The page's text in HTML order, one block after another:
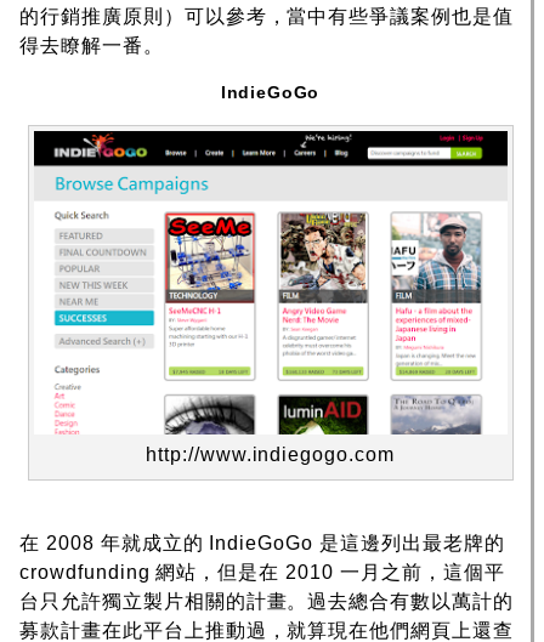
的行銷推廣原則）可以參考，當中有些爭議案例也是值
得去瞭解一番。
IndieGoGo
http://www.indiegogo.com
在 2008 年就成立的 IndieGoGo 是這邊列出最老牌的
crowdfunding 網站，但是在 2010 一月之前，這個平
台只允許獨立製片相關的計畫。過去總合有數以萬計的
募款計畫在此平台上推動過，就算現在他們網頁上還查